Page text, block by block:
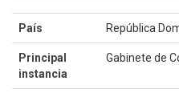
País República
Principal
instancia
Gabinete de